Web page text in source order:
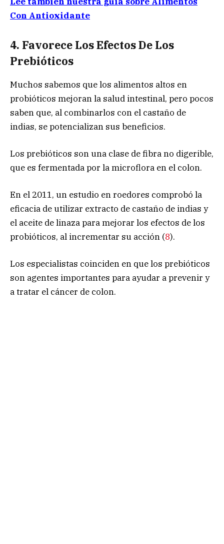
Con Antioxidante
4. Favorece Los Efectos De Los
Prebióticos
Muchos sabemos que los alimentos altos en
probióticos mejoran la salud intestinal, pero pocos
saben que, al combinarlos con el castaño de
indias, se potencializan sus beneficios.
Los prebióticos son una clase de fibra no digerible,
que es fermentada por la microflora en el colon.
En el 2011, un estudio en roedores comprobó la
eficacia de utilizar extracto de castaño de indias y
el aceite de linaza para mejorar los efectos de los
probióticos, al incrementar su acción (8).
Los especialistas coinciden en que los prebióticos
son agentes importantes para ayudar a prevenir y
a tratar el cáncer de colon.